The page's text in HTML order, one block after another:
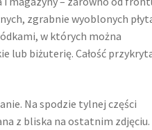
zgrabnie wyoblonych
w których można
lub biżuterię. Całość
Na spodzie tylnej części
z bliska na ostatnim zdjęciu.